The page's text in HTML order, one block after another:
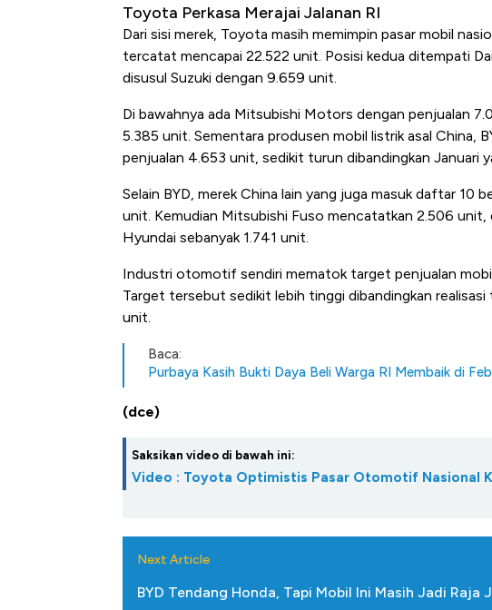
Toyota Perkasa Merajai Jalanan RI
Dari sisi merek, Toyota masih memimpin pasar mobil
tercatat mencapai 22.522 unit. Posisi kedua ditempati
disusul Suzuki dengan 9.659 unit.
Di bawahnya ada Mitsubishi Motors dengan penjualan
5.385 unit. Sementara produsen mobil listrik asal China,
penjualan 4.653 unit, sedikit turun dibandingkan Januari
Selain BYD, merek China lain yang juga masuk daftar 10
unit. Kemudian Mitsubishi Fuso mencatatkan 2.506
Hyundai sebanyak 1.741 unit.
Industri otomotif sendiri mematok target penjualan
Target tersebut sedikit lebih tinggi dibandingkan
unit.
Baca:
Purbaya Kasih Bukti Daya Beli Warga RI Membaik di
(dce)
Saksikan video di bawah ini:
Video : Toyota Optimistis Pasar Otomotif Nasional
Next Article
BYD Tendang Honda, Tapi Mobil Ini Masih Jadi Raja